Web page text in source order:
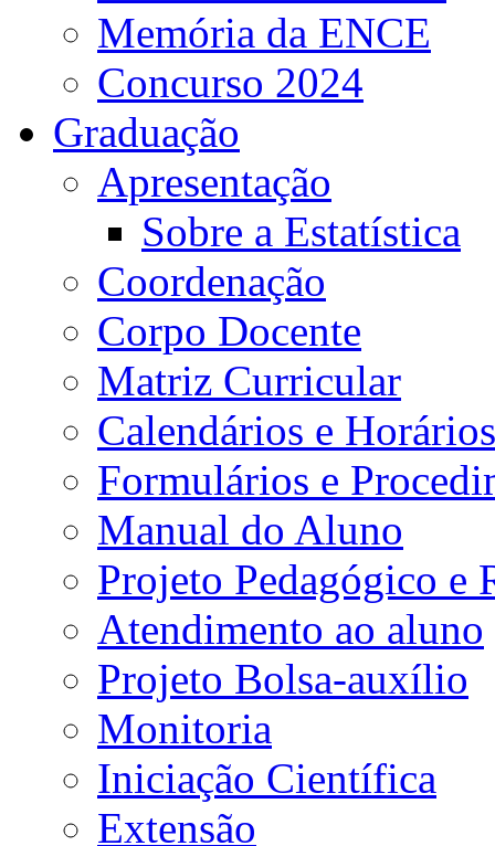
Memória da ENCE
Concurso 2024
Graduação
Apresentação
Sobre a Estatística
Coordenação
Corpo Docente
Matriz Curricular
Calendários e Horários
Formulários e
Manual do Aluno
Projeto Pedagógico e
Atendimento ao aluno
Projeto Bolsa-auxílio
Monitoria
Iniciação Científica
Extensão